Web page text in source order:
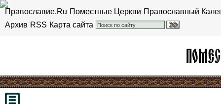
Православие.Ru Поместные Церкви Православный
Архив RSS Карта сайта